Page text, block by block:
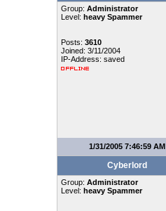
Group: Administrator
Level: heavy Spammer
Posts: 3610
Joined: 3/11/2004
IP-Address: saved
1/31/2005 7:46:59 AM
Cyberlord
Group: Administrator
Level: heavy Spammer